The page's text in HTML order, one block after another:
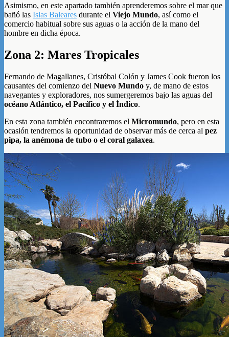
Asimismo, en este apartado también aprenderemos sobre el mar que
bañó las Islas Baleares durante el Viejo Mundo, así como el
comercio habitual sobre sus aguas o la acción de la mano del
hombre en dicha época.
Zona 2: Mares Tropicales
Fernando de Magallanes, Cristóbal Colón y James Cook fueron los
causantes del comienzo del Nuevo Mundo y, de mano de estos
navegantes y exploradores, nos sumergeremos bajo las aguas del
océano Atlántico, el Pacífico y el Índico.
En esta zona también encontraremos el Micromundo, pero en esta
ocasión tendremos la oportunidad de observar más de cerca al pez
pipa, la anémona de tubo o el coral galaxea.